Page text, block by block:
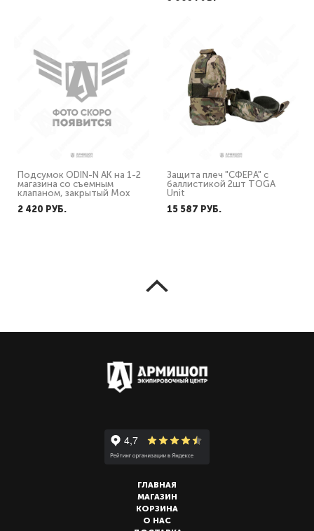
Подсумок ODIN-N АК на 1-2
магазина со съемным
клапаном, закрытый Мох
2 420 PУБ.
Защита плеч "СФЕРА" с
баллистикой 2шт TOGA
Unit
15 587 PУБ.
ГЛАВНАЯ
МАГАЗИН
КОРЗИНА
О НАС